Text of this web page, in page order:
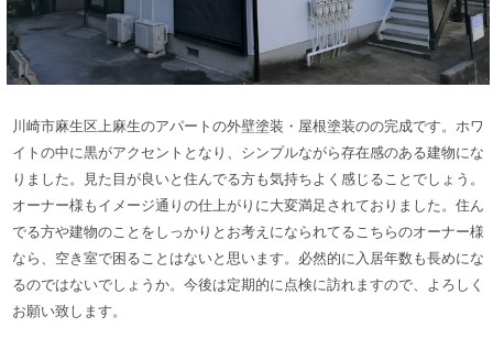
川崎市麻生区上麻生のアパートの外壁塗装・屋根塗装のの完成です。 ホワ
イトの中に黒がアクセントとなり、シンプルながら存在感のある建物にな
りました。見た目が良いと住んでる方も気持ちよく感じることでしょう。
オーナー様もイメージ通りの仕上がりに大変満足されておりました。住ん
でる方や建物のことをしっかりとお考えになられてるこちらのオーナー様
なら、空き室で困ることはないと思います。必然的に入居年数も長めにな
るのではないでしょうか。今後は定期的に点検に訪れますので、よろしく
お願い致します。